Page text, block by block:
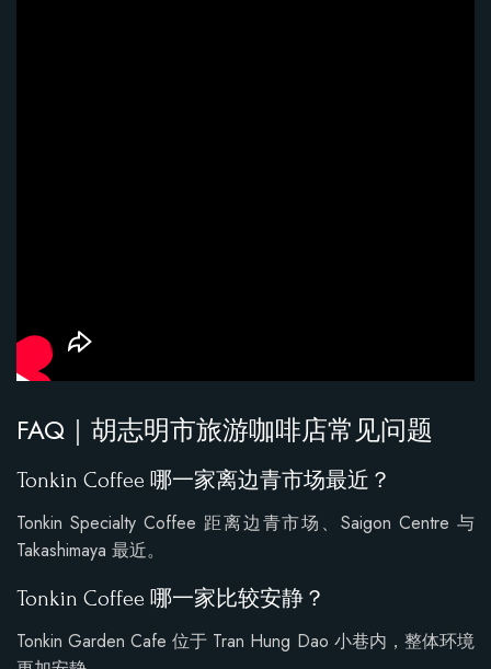
FAQ｜胡志明市旅游咖啡店常见问题
Tonkin Coffee 哪一家离边青市场最近？
Tonkin Specialty Coffee 距离边青市场、Saigon Centre 与
Takashimaya 最近。
Tonkin Coffee 哪一家比较安静？
Tonkin Garden Cafe 位于 Tran Hung Dao 小巷内，整体环境